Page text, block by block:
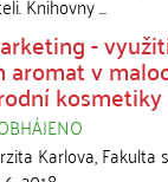
-
aromat v
kosmetiky
Karlova, Fakulta